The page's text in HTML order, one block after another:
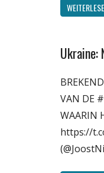
Politik
Technik
Ukraine:
VAN DE
WAARIN
https://